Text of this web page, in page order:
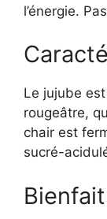
l’énergie.
Le jujube
rougeâtre,
chair est
sucré-